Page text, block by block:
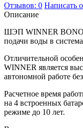
Отзывов: 0 Написать
Описание
ШЭП WINNER
подачи воды в
Отличительной
WINNER является
автономной работе
Расчетное время
на 4 встроенных
режиме до 10 лет.